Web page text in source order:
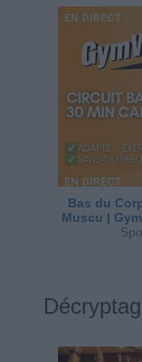
Bas du
Muscu |